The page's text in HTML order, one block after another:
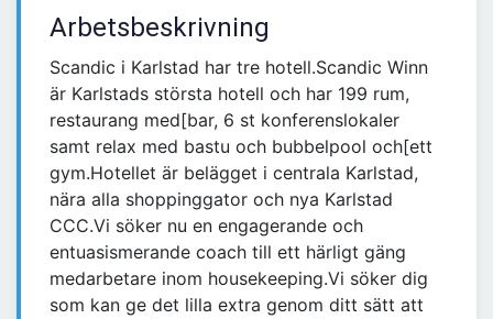
Arbetsbeskrivning
Scandic i Karlstad har tre hotell.Scandic Winn
är Karlstads största hotell och har 199 rum,
restaurang med[bar, 6 st konferenslokaler
samt relax med bastu och bubbelpool och[ett
gym.Hotellet är belägget i centrala Karlstad,
nära alla shoppinggator och nya Karlstad
CCC.Vi söker nu en engagerande och
entuasismerande coach till ett härligt gäng
medarbetare inom housekeeping.Vi söker dig
som kan ge det lilla extra genom ditt sätt att